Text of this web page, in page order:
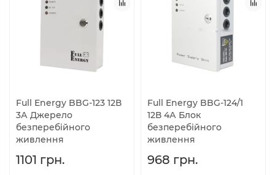
Full Energy BBG-123 12В
3А Джерело
безперебійного
живлення
1101 грн.
Full Energy BBG-124/1
12В 4А Блок
безперебійного
живлення
968 грн.